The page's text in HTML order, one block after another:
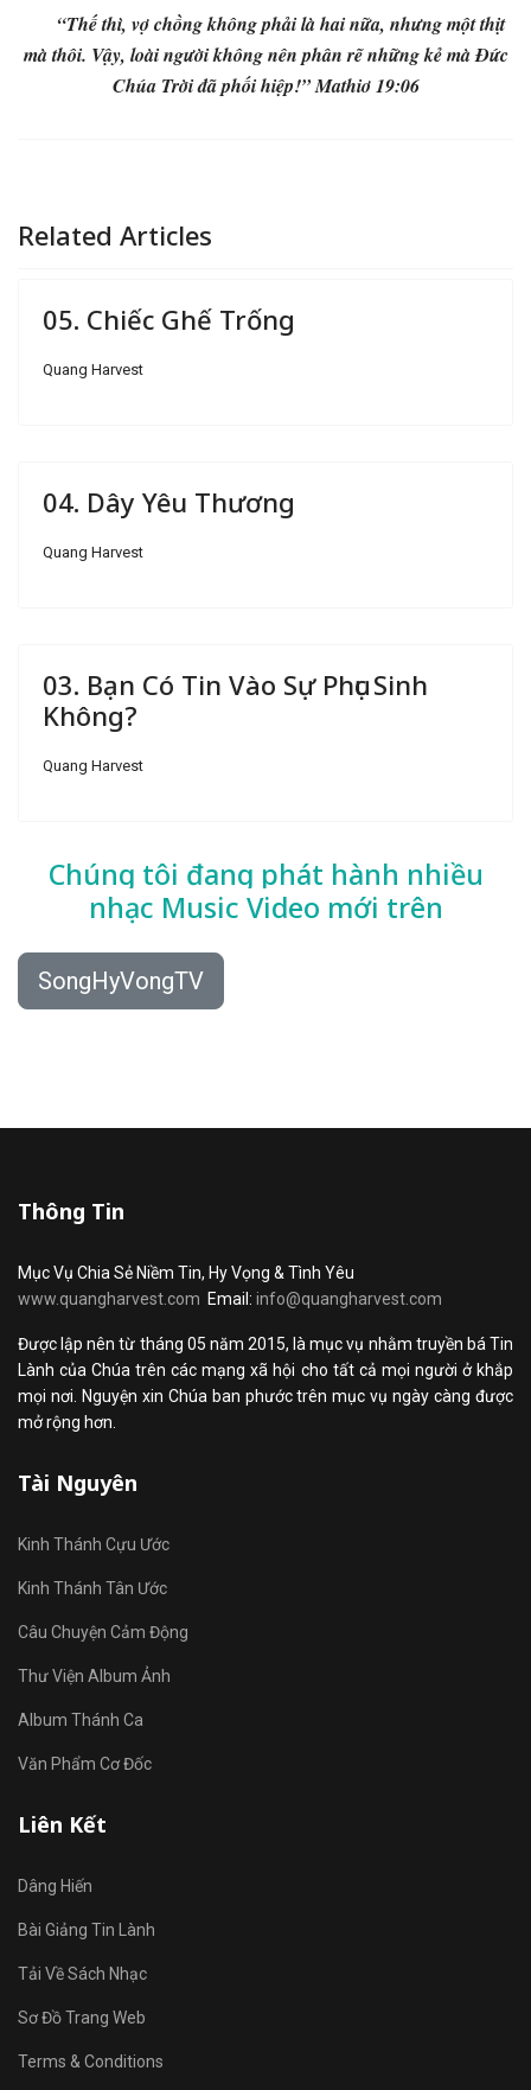
“Thế thì, vợ chồng không phải là hai nữa, nhưng một thịt
mà thôi. Vậy, loài người không nên phân rẽ những kẻ mà Đức
Chúa Trời đã phối hiệp!” Mathiơ 19:06
Related Articles
05. Chiếc Ghế Trống
Quang Harvest
04. Dây Yêu Thương
Quang Harvest
03. Bạn Có Tin Vào Sự Phục Sinh
Không?
Quang Harvest
Chúng tôi đang phát hành nhiều
nhạc Music Video mới trên
SongHyVongTV
Thông Tin
Mục Vụ Chia Sẻ Niềm Tin, Hy Vọng & Tình Yêu
www.quangharvest.com Email: info@quangharvest.com
Được lập nên từ tháng 05 năm 2015, là mục vụ nhằm truyền bá Tin
Lành của Chúa trên các mạng xã hội cho tất cả mọi người ở khắp
mọi nơi. Nguyện xin Chúa ban phước trên mục vụ ngày càng được
mở rộng hơn.
Tài Nguyên
Kinh Thánh Cựu Ước
Kinh Thánh Tân Ước
Câu Chuyện Cảm Động
Thư Viện Album Ảnh
Album Thánh Ca
Văn Phẩm Cơ Đốc
Liên Kết
Dâng Hiến
Bài Giảng Tin Lành
Tải Về Sách Nhạc
Sơ Đồ Trang Web
Terms & Conditions